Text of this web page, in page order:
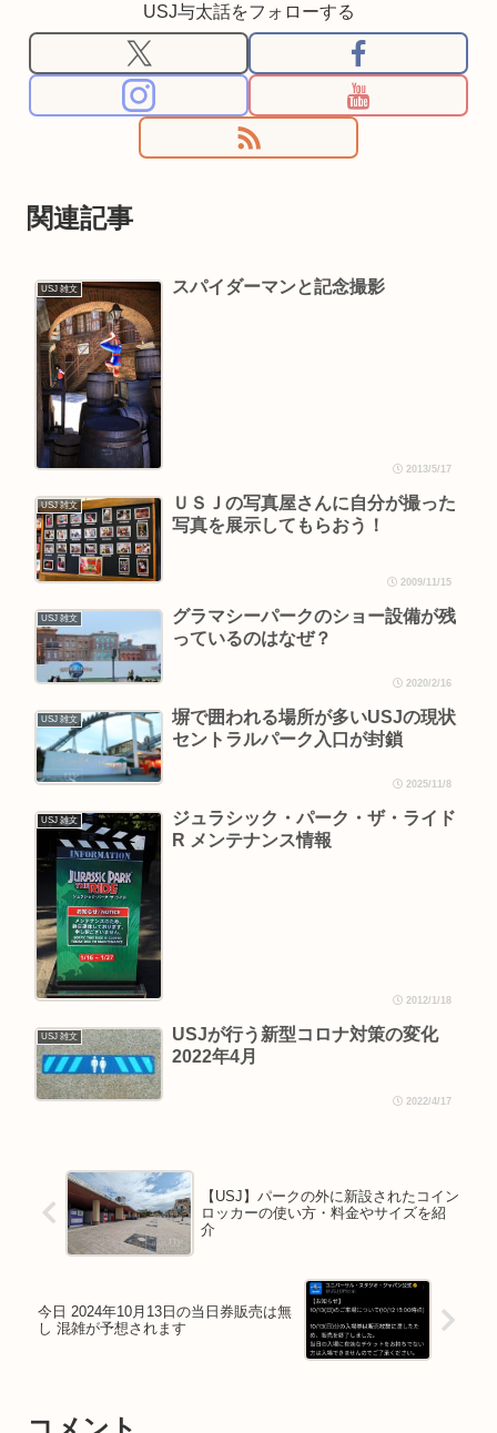
USJ与太話をフォローする
関連記事
USJ 雑文 スパイダーマンと記念撮影
2013/5/17
USJ 雑文
ＵＳＪの写真屋さんに自分が撮った
写真を展示してもらおう！
2009/11/15
USJ 雑文
グラマシーパークのショー設備が残
っているのはなぜ？
2020/2/16
USJ 雑文
塀で囲われる場所が多いUSJの現状
セントラルパーク入口が封鎖
2025/11/8
USJ 雑文
ジュラシック・パーク・ザ・ライド
R メンテナンス情報
2012/1/18
USJ 雑文
USJが行う新型コロナ対策の変化
2022年4月
2022/4/17
【USJ】パークの外に新設されたコイン
ロッカーの使い方・料金やサイズを紹
介
今日 2024年10月13日の当日券販売は無
し 混雑が予想されます